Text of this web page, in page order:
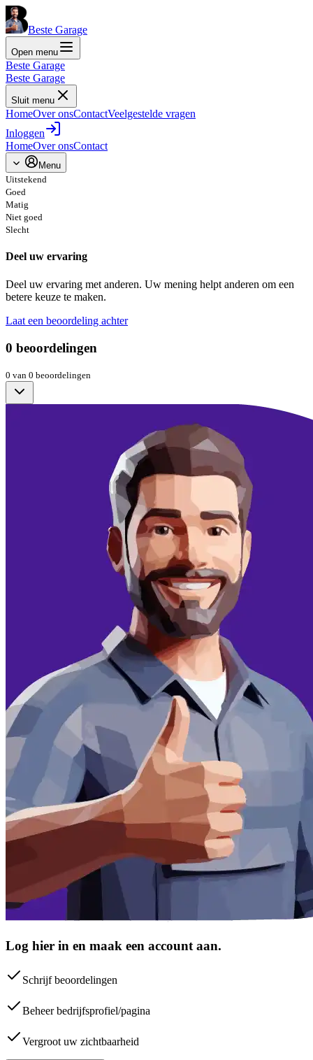
Beste Garage
Open menu
Beste Garage
Beste Garage
Sluit menu
HomeOver onsContactVeelgestelde vragen
Inloggen
HomeOver onsContact
Menu
Uitstekend
Goed
Matig
Niet goed
Slecht
Deel uw ervaring
Deel uw ervaring met anderen. Uw mening helpt anderen om een
betere keuze te maken.
Laat een beoordeling achter
0 beoordelingen
0 van 0 beoordelingen
Log hier in en maak een account aan.
Schrijf beoordelingen
Beheer bedrijfsprofiel/pagina
Vergroot uw zichtbaarheid